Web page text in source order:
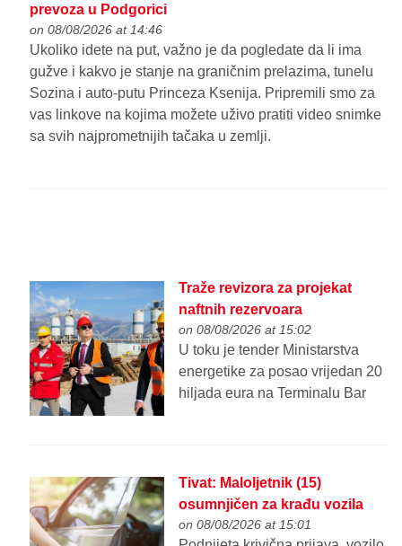
prevoza u Podgorici
on 08/08/2026 at 14:46
Ukoliko idete na put, važno je da pogledate da li ima
gužve i kakvo je stanje na graničnim prelazima, tunelu
Sozina i auto-putu Princeza Ksenija. Pripremili smo za
vas linkove na kojima možete uživo pratiti video snimke
sa svih najprometnijih tačaka u zemlji.
Traže revizora za projekat
naftnih rezervoara
on 08/08/2026 at 15:02
U toku je tender Ministarstva
energetike za posao vrijedan 20
hiljada eura na Terminalu Bar
Tivat: Maloljetnik (15)
osumnjičen za krađu vozila
on 08/08/2026 at 15:01